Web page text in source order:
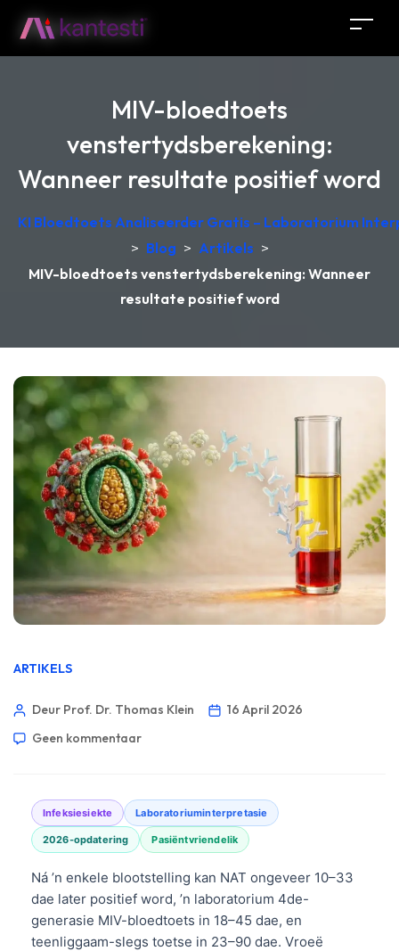
MIV-bloedtoets
venstertydsberekening:
Wanneer resultate positief word
KI Bloedtoets Analiseerder Gratis – Laboratorium
> Blog > Artikels >
MIV-bloedtoets venstertydsberekening: Wanneer
resultate positief word
ARTIKELS
Deur Prof. Dr. Thomas Klein
16 April 2026
Geen kommentaar
Infeksiesiekte Laboratoriuminterpretasie
2026-opdatering Pasiëntvriendelik
Ná ’n enkele blootstelling kan NAT ongeveer 10–33
dae later positief word, ’n laboratorium 4de-
generasie MIV-bloedtoets in 18–45 dae, en
teenliggaam-slegs toetse in 23–90 dae. Vroeë